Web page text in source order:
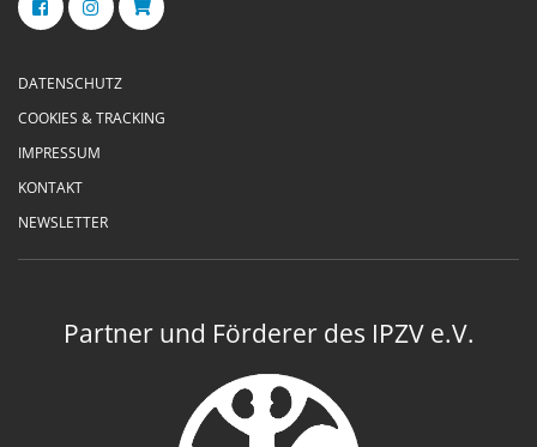
DATENSCHUTZ
COOKIES & TRACKING
IMPRESSUM
KONTAKT
NEWSLETTER
Partner und Förderer des IPZV e.V.